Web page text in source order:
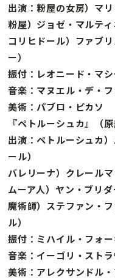
出演：粉屋の女房）マ
粉屋）ジョゼ・マルテ
コリヒドール）ファブ
ー）
振付：レオニード・マシ
音楽：マヌエル・デ・フ
美術：パブロ・ピカソ
『ペトルーシュカ』（
出演：ペトルーシュカ
ール）
バレリーナ）クレール
ムーア人）ヤン・ブリ
魔術師）ステファン・
ル）
振付：ミハイル・フォ
音楽：イーゴリ・スト
美術：アレクサンドル